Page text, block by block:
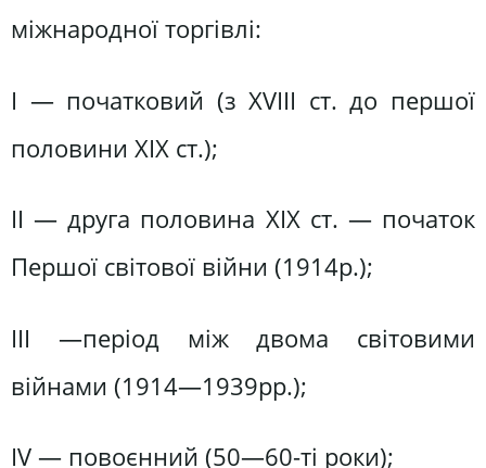
міжнародної торгівлі:
І — початковий (з XVIII ст. до першої
половини XIX ст.);
II — друга половина XIX ст. — початок
Першої світової війни (1914р.);
III —період між двома світовими
війнами (1914—1939рр.);
IV — повоєнний (50—60-ті роки);